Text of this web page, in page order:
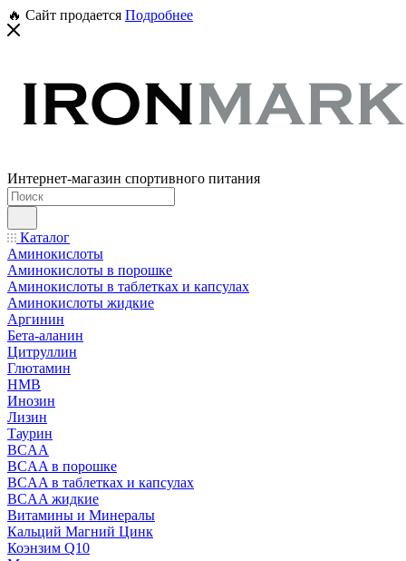
🔥 Сайт продается Подробнее
Интернет-магазин спортивного питания
Каталог
Аминокислоты
Аминокислоты в порошке
Аминокислоты в таблетках и капсулах
Аминокислоты жидкие
Аргинин
Бета-аланин
Цитруллин
Глютамин
HMB
Инозин
Лизин
Таурин
BCAA
BCAA в порошке
BCAA в таблетках и капсулах
BCAA жидкие
Витамины и Минералы
Кальций Магний Цинк
Коэнзим Q10